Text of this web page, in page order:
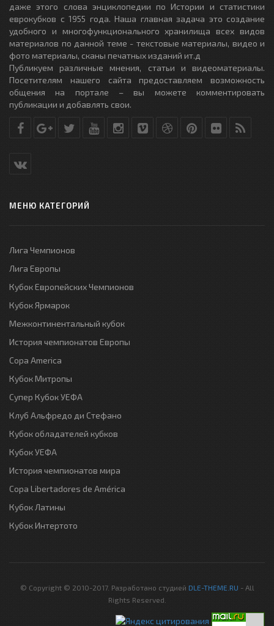
даже этого слова энциклопедии по Истории и статистики
еврокубков с 1955 года. Наша главная задача это создание
удобного и многофункционального хранилища всех видов
материалов по данной теме - текстовые материалы, видео и
фото материалы, сканы печатных изданий ит.д
Публикуем различные мнения, статьи и видеоматериалы.
Посетителям нашего сайта предоставляем возможность
общения на портале – вы можете комментировать
публикации и добавлять свои.
МЕНЮ КАТЕГОРИЙ
Лига Чемпионов
Лига Европы
Кубок Европейских Чемпионов
Кубок Ярмарок
Межконтинентальный кубок
История чемпионатов Европы
Copa America
Кубок Митропы
Супер Кубок УЕФА
Клуб Альфредо ди Стефано
Кубок обладателей кубков
Кубок УЕФА
История чемпионатов мира
Copa Libertadores de América
Кубок Латины
Кубок Интертото
© Copyright © 2010-2017. Разработано студией DLE-THEME.RU - All
Rights Reserved.